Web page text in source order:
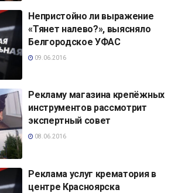
Непристойно ли выражение
«Тянет налево?», выясняло
Белгородское УФАС
09.06.2016
Рекламу магазина крепёжных
инструментов рассмотрит
экспертный совет
08.06.2016
Реклама услуг крематория в
центре Красноярска